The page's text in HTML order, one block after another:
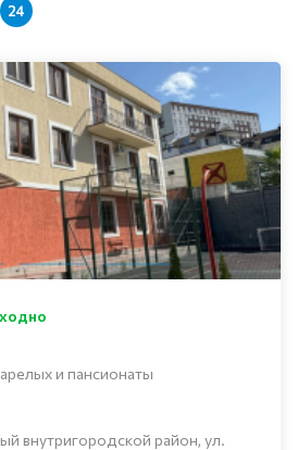
24
и пансионаты
внутригородской район, ул.